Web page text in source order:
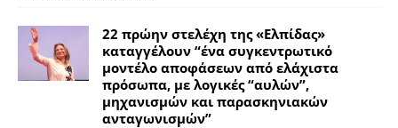
22 πρώην στελέχη της «Ελπίδας»
καταγγέλουν “ένα συγκεντρωτικό
μοντέλο αποφάσεων από ελάχιστα
πρόσωπα, με λογικές “αυλών”,
μηχανισμών και παρασκηνιακών
ανταγωνισμών”